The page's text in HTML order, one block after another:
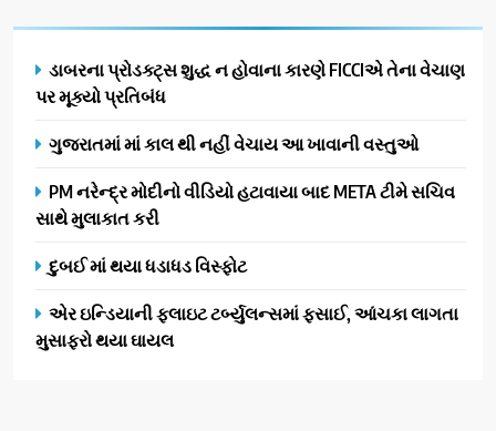
ડાબરના પ્રોડક્ટ્સ શુદ્ધ ન હોવાના કારણે FICCIએ તેના વેચાણ
પર મૂક્યો પ્રતિબંધ
ગુજરાતમાં માં કાલ થી નહીં વેચાય આ ખાવાની વસ્તુઓ
PM નરેન્દ્ર મોદીનો વીડિયો હટાવાયા બાદ META ટીમે સચિવ
સાથે મુલાકાત કરી
દુબઈ માં થયા ધડાધડ વિસ્ફોટ
એર ઇન્ડિયાની ફ્લાઇટ ટર્બ્યુલન્સમાં ફસાઈ, આંચકા લાગતા
મુસાફરો થયા ઘાયલ